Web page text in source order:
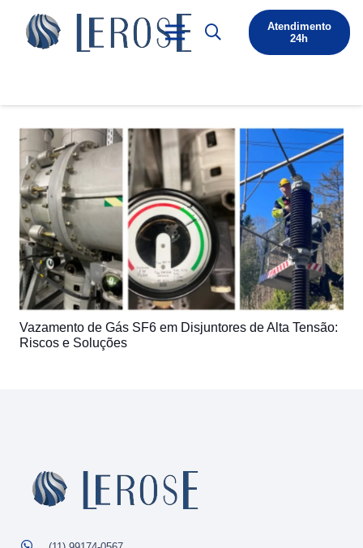
Atendimento
24h
Vazamento de Gás SF6 em Disjuntores de Alta Tensão:
Riscos e Soluções